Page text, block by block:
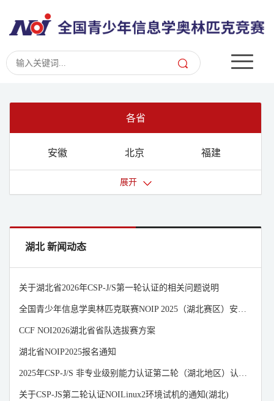
各省
安徽 北京 福建
贵州 海南 河北
湖南
山东 山西 陕西
上海 四川 天津
新疆 浙江
宁夏
香港 青海 西藏
台湾
展开
湖北 新闻动态
关于湖北省2026年CSP-J/S第一轮认证的相关问题说明
全国青少年信息学奥林匹克联赛NOIP 2025（湖北赛区）安排通知
CCF NOI2026湖北省省队选拔赛方案
湖北省NOIP2025报名通知
2025年CSP-J/S 非专业级别能力认证第二轮（湖北地区）认证须知
关于CSP-JS第二轮认证NOILinux2环境试机的通知(湖北)